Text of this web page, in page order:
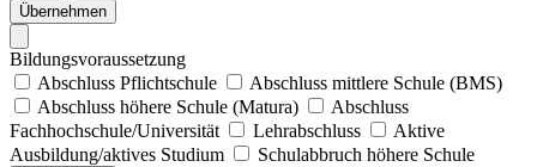
Übernehmen
Bildungsvoraussetzung
Abschluss Pflichtschule
Abschluss mittlere Schule (BMS)
Abschluss höhere Schule (Matura)
Abschluss
Fachhochschule/Universität
Lehrabschluss
Aktive
Ausbildung/aktives Studium
Schulabbruch höhere Schule